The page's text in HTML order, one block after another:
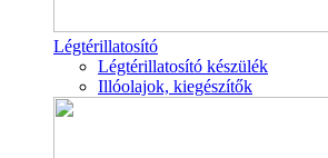
Légtérillatosító
Légtérillatosító készülék
Illóolajok, kiegészítők